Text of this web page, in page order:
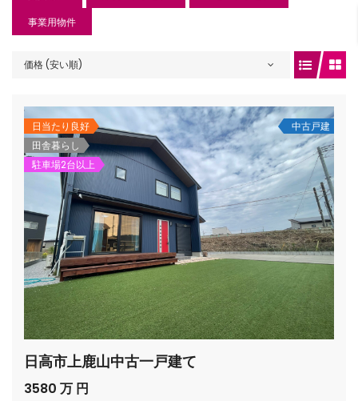
事業用物件
価格 (安い順)
日当たり良好
田舎暮らし
駐車場2台以上
中古戸建
日高市上鹿山中古一戸建て
3580 万 円
top-
manager/wp-
top-